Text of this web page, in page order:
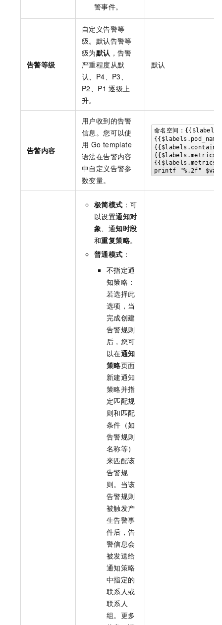
警事件。
告警等级
自定义告警等
级。默认告警等
级为默认 ，告警
严重程度从默
认、P4、P3、
P2、P1 逐级上
升。
默认
告警内容
用户收到的告警
信息。您可以使
用 Go template
语法在告警内容
中自定义告警参
数变量。
命名空间：
printf "%.2f"
极简模式 ：可
以设置通知对
象 、通知时段
和重复策略。
普通模式 ：
不指定通
知策略：
若选择此
选项，当
完成创建
告警规则
后，您可
以在通知
策略页面
新建通知
策略并指
定匹配规
则和匹配
条件（如
告警规则
名称等）
来匹配该
告警规
则。当该
告警规则
被触发产
生告警事
件后，告
警信息会
被发送给
通知策略
中指定的
联系人或
联系人
组。更多